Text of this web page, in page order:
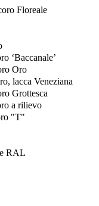
Floreale
‘Baccanale’
Oro
lacca Veneziana
Grottesca
a rilievo
"T"
RAL